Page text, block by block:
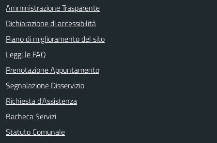
Amministrazione Trasparente
Dichiarazione di accessibilità
Piano di miglioramento del sito
Leggi le FAQ
Prenotazione Appuntamento
Segnalazione Disservizio
Richiesta d'Assistenza
Bacheca Servizi
Statuto Comunale